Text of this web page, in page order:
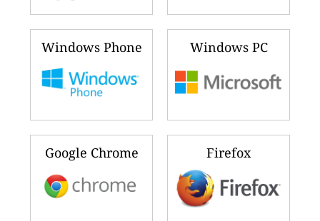
Windows Phone Windows PC
Google Chrome Firefox